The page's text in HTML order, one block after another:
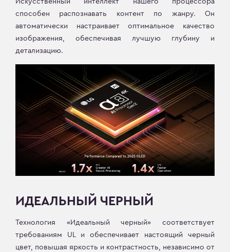
способен распознавать контент по жанру. Он
автоматически настраивает оптимальное качество
изображения, обеспечивая лучшую глубину и
детализацию.
ИДЕАЛЬНЫЙ ЧЕРНЫЙ
Технология «Идеальный черный» соответствует
требованиям UL и обеспечивает настоящий черный
цвет, повышая яркость и контрастность, независимо от